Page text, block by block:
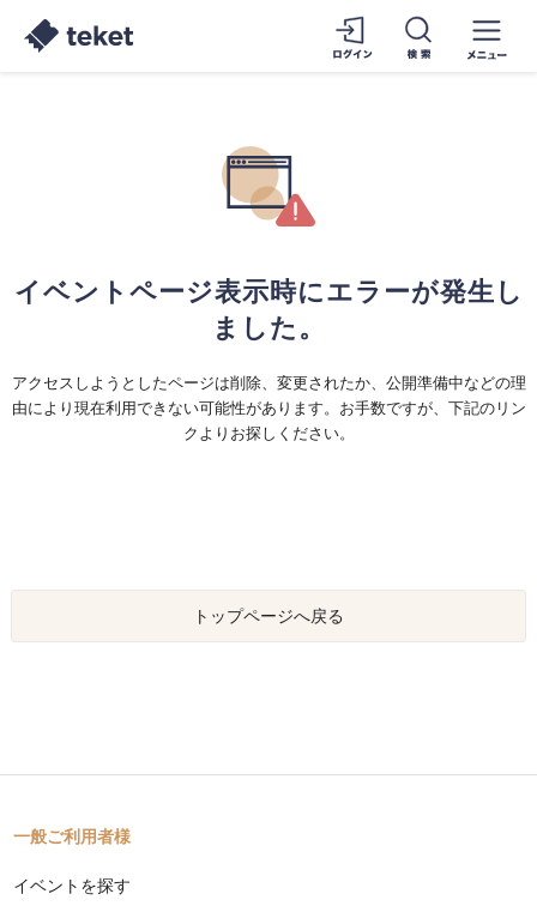
イベントページ表示時にエラーが発生し
ました。
アクセスしようとしたページは削除、変更されたか、公開準備中などの理
由により現在利用できない可能性があります。お手数ですが、下記のリン
クよりお探しください。
トップページへ戻る
一般ご利用者様
イベントを探す